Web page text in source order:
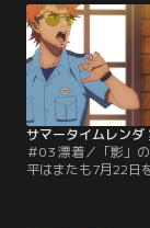
ある」と打ち明けら
潮の妹・澪までも潮
える。日都ヶ島には
の「影」を見たもの
承があった。【提供
ンネル】
サマータイムレン
＃03 漂着／「影」
平はまたも7月22日